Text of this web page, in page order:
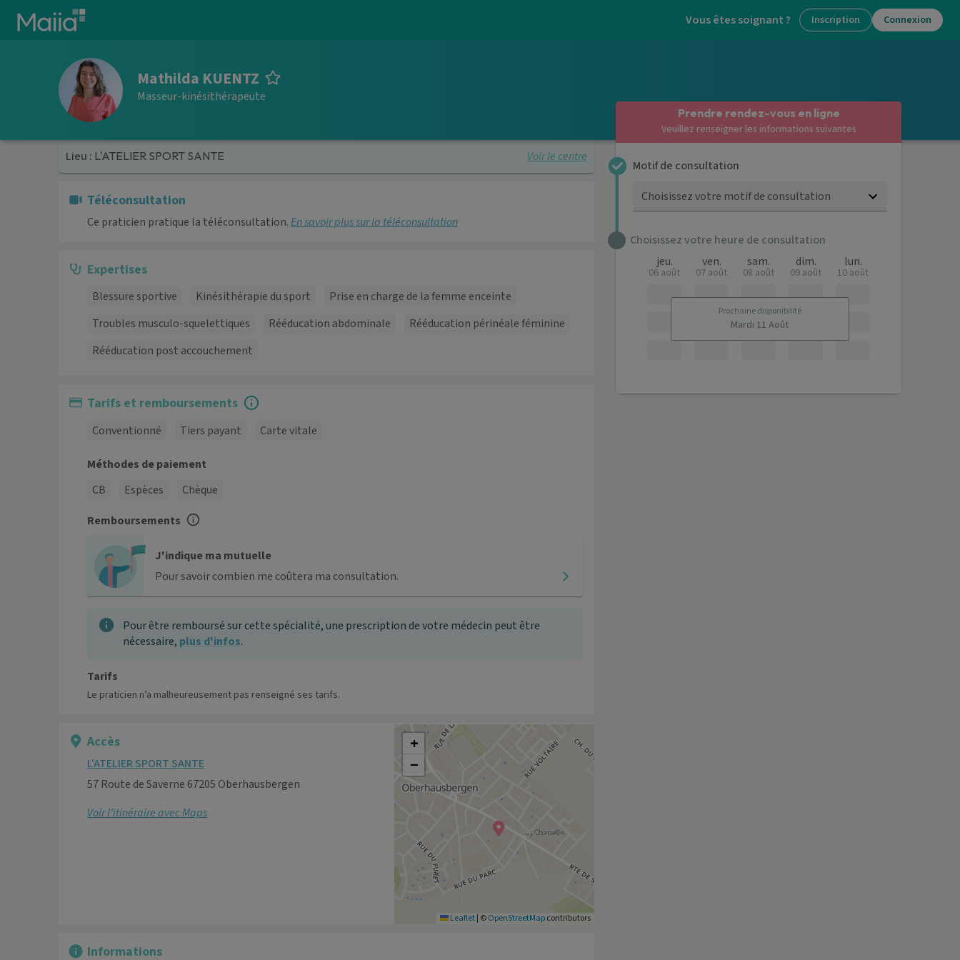
Aller au contenu principal Vous êtes soignant ? Inscription Connexion
Mathilda KUENTZ
Masseur-kinésithérapeute
Lieu : L'ATELIER SPORT SANTE Voir le centre
Téléconsultation
Ce praticien pratique la téléconsultation.En savoir plus sur la téléconsultation
Expertises
Blessure sportive Kinésithérapie du sport
Prise en charge de la femme enceinte
Troubles musculo-squelettiques
Rééducation abdominale
Rééducation périnéale féminine
Rééducation post accouchement
Tarifs et remboursements
Conventionné Tiers payant Carte vitale
Méthodes de paiement
CB
Espèces
Chèque
Remboursements
J'indique ma mutuelle
Pour savoir combien me coûtera ma consultation.
Pour être remboursé sur cette spécialité, une prescription de votre médecin peut être
nécessaire, plus d'infos.
Tarifs
Le praticien n’a malheureusement pas renseigné ses tarifs.
Accès
L'ATELIER SPORT SANTE
57 Route de Saverne 67205 Oberhausbergen
Voir l’itinéraire avec Maps
+
−
Leaflet| ©OpenStreetMapcontributors
Informations
Prendre rendez-vous en ligne
Veuillez renseigner les informations suivantes
Motif de consultation
Choisissez votre motif de consultation
Choisissez votre heure de consultation
Prochaine disponibilité
Mardi 11 Août
jeu.
06 août
ven.
07 août
sam.
08 août
dim.
09 août
lun.
10 août